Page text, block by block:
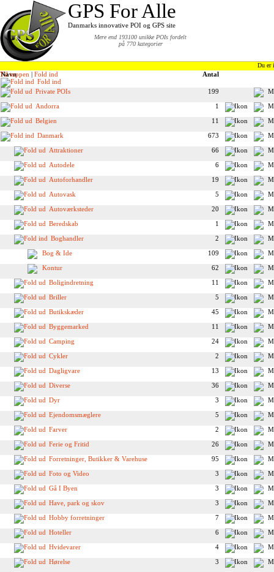
Mere end 193100 unikke POIs fordelt
på 770 kategorier
GPS For Alle
Danmarks innovative POI og GPS site
Du er
Til toppen | Fold ind
Navn
Antal
Fold ind
Private POIs
199
Andorra
1
Belgien
11
Danmark
673
Attraktioner
66
Autodele
6
Autoforhandler
19
Autovask
5
Autoværksteder
20
Beredskab
1
Boghandler
2
Bog & Ide
109
Kontur
62
Boligindretning
11
Briller
5
Butikskæder
45
Byggemarked
11
Camping
24
Cykler
2
Dagligvare
13
Diverse
36
Dyr
3
Ejendomsmæglere
5
Farver
2
Ferie og Fritid
26
Forretninger, Butikker & Varehuse
95
Foto og Video
3
Gå I Byen
3
Have, park og skov
3
Hobby forretninger
7
Hoteller
6
Hvidevarer
4
Hørelse
3